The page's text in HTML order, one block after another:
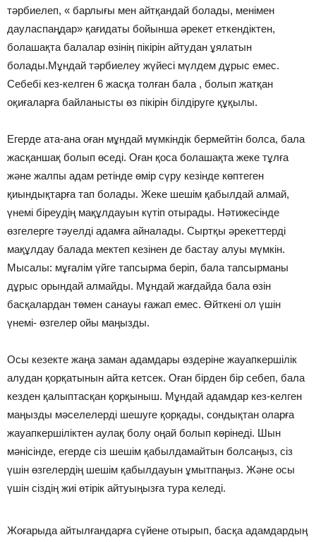
тәрбиелеп, « барлығы мен айтқандай болады, менімен
дауласпаңдар» қағидаты бойынша әрекет еткендіктен,
болашақта балалар өзінің пікірін айтудан ұялатын
болады.Мұндай тәрбиелеу жүйесі мүлдем дұрыс емес.
Себебі кез-келген 6 жасқа толған бала , болып жатқан
оқиғаларға байланысты өз пікірін білдіруге құқылы.
Егерде ата-ана оған мұндай мүмкіндік бермейтін болса, бала
жасқаншақ болып өседі. Оған қоса болашақта жеке тұлға
және жалпы адам ретінде өмір сүру кезінде көптеген
қиындықтарға тап болады. Жеке шешім қабылдай алмай,
үнемі біреудің мақұлдауын күтіп отырады. Нәтижесінде
өзгелерге тәуелді адамға айналады. Сыртқы әрекеттерді
мақұлдау балада мектеп кезінен де бастау алуы мүмкін.
Мысалы: мұғалім үйге тапсырма беріп, бала тапсырманы
дұрыс орындай алмайды. Мұндай жағдайда бала өзін
басқалардан төмен санауы ғажап емес. Өйткені ол үшін
үнемі- өзгелер ойы маңызды.
Осы кезекте жаңа заман адамдары өздеріне жауапкершілік
алудан қорқатынын айта кетсек. Оған бірден бір себеп, бала
кезден қалыптасқан қорқыныш. Мұндай адамдар кез-келген
маңызды мәселелерді шешуге қорқады, сондықтан оларға
жауапкершіліктен аулақ болу оңай болып көрінеді. Шын
мәнісінде, егерде сіз шешім қабылдамайтын болсаңыз, сіз
үшін өзгелердің шешім қабылдауын ұмытпаңыз. Және осы
үшін сіздің жиі өтірік айтуыңызға тура келеді.
Жоғарыда айтылғандарға сүйене отырып, басқа адамдардың